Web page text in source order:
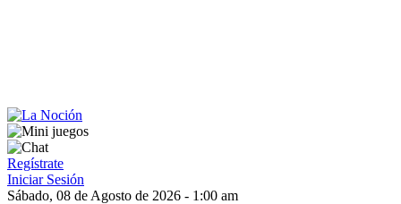
Regístrate
Iniciar Sesión
Sábado, 08 de Agosto de 2026 - 1:00 am